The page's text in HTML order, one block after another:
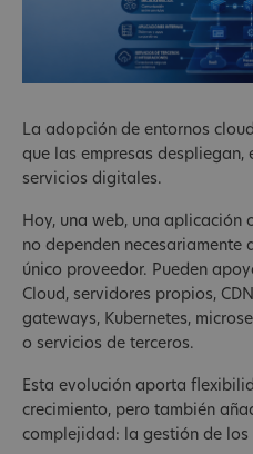
La adopción de entornos
que las empresas despliegan,
servicios digitales.
Hoy, una web, una aplicación
no dependen necesariamente
único proveedor. Pueden
Cloud, servidores propios,
gateways, Kubernetes,
o servicios de terceros.
Esta evolución aporta
crecimiento, pero también
complejidad: la gestión de los